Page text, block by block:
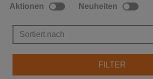
FILTER
Sortiert nach
Aktionen Neuheiten